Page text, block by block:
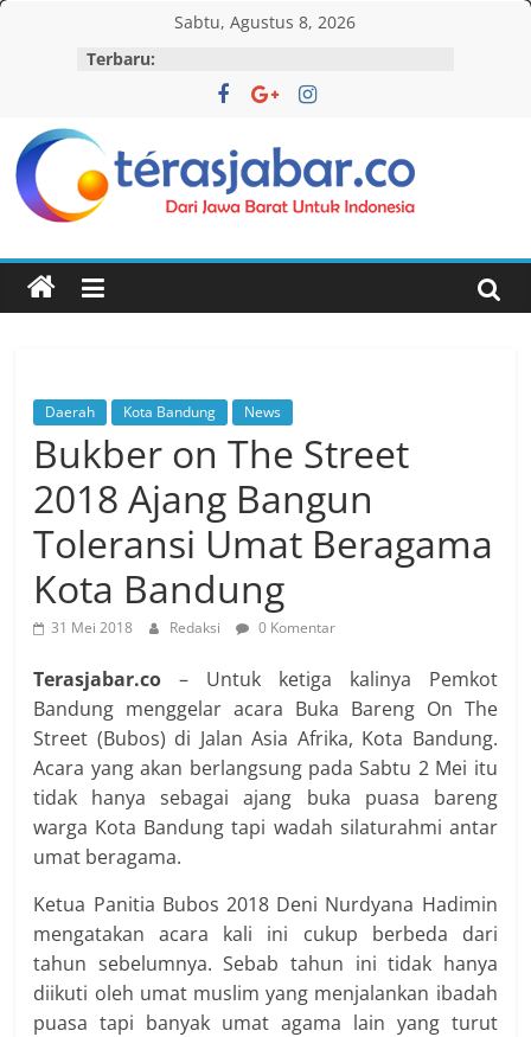
Skip
Sabtu, Agustus 8, 2026
Terbaru:
Teras
Jabar
Daerah Kota Bandung News
Bukber on The Street
2018 Ajang Bangun
Toleransi Umat Beragama
Kota Bandung
31 Mei 2018 Redaksi 0 Komentar
Terasjabar.co – Untuk ketiga kalinya Pemkot
Bandung menggelar acara Buka Bareng On The
Street (Bubos) di Jalan Asia Afrika, Kota Bandung.
Acara yang akan berlangsung pada Sabtu 2 Mei itu
tidak hanya sebagai ajang buka puasa bareng
warga Kota Bandung tapi wadah silaturahmi antar
umat beragama.
Ketua Panitia Bubos 2018 Deni Nurdyana Hadimin
mengatakan acara kali ini cukup berbeda dari
tahun sebelumnya. Sebab tahun ini tidak hanya
diikuti oleh umat muslim yang menjalankan ibadah
puasa tapi banyak umat agama lain yang turut